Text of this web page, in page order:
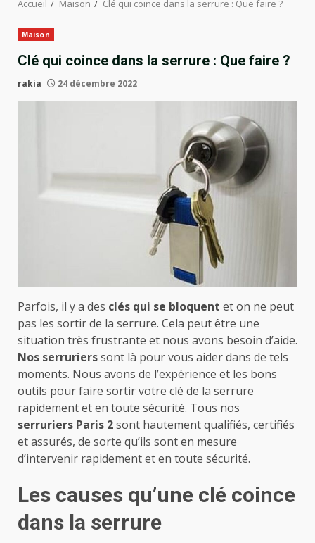
Accueil Maison Clé qui coince dans la serrure : Que faire ?
Maison
Clé qui coince dans la serrure : Que faire ?
rakia 24 décembre 2022
Parfois, il y a des clés qui se bloquent et on ne peut
pas les sortir de la serrure. Cela peut être une
situation très frustrante et nous avons besoin d’aide.
Nos serrurierssont là pour vous aider dans de tels
moments. Nous avons de l’expérience et les bons
outils pour faire sortir votre clé de la serrure
rapidement et en toute sécurité. Tous nos
serruriers Paris 2sont hautement qualifiés, certifiés
et assurés, de sorte qu’ils sont en mesure
d’intervenir rapidement et en toute sécurité.
Les causes qu’une clé coince
dans la serrure